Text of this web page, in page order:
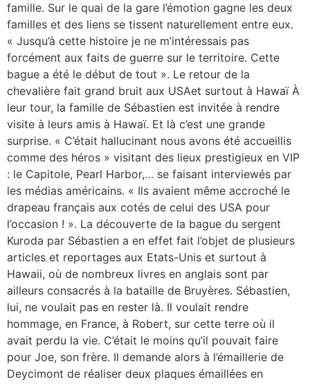
famille. Sur le quai de la gare l’émotion gagne les deux
familles et des liens se tissent naturellement entre eux.
« Jusqu’à cette histoire je ne m’intéressais pas
forcément aux faits de guerre sur le territoire. Cette
bague a été le début de tout ». Le retour de la
chevalière fait grand bruit aux USAet surtout à Hawaï À
leur tour, la famille de Sébastien est invitée à rendre
visite à leurs amis à Hawaï. Et là c’est une grande
surprise. « C’était hallucinant nous avons été accueillis
comme des héros » visitant des lieux prestigieux en VIP
: le Capitole, Pearl Harbor,… se faisant interviewés par
les médias américains. « Ils avaient même accroché le
drapeau français aux cotés de celui des USA pour
l’occasion ! ». La découverte de la bague du sergent
Kuroda par Sébastien a en effet fait l’objet de plusieurs
articles et reportages aux Etats-Unis et surtout à
Hawaii, où de nombreux livres en anglais sont par
ailleurs consacrés à la bataille de Bruyères. Sébastien,
lui, ne voulait pas en rester là. Il voulait rendre
hommage, en France, à Robert, sur cette terre où il
avait perdu la vie. C’était le moins qu’il pouvait faire
pour Joe, son frère. Il demande alors à l’émaillerie de
Deycimont de réaliser deux plaques émaillées en